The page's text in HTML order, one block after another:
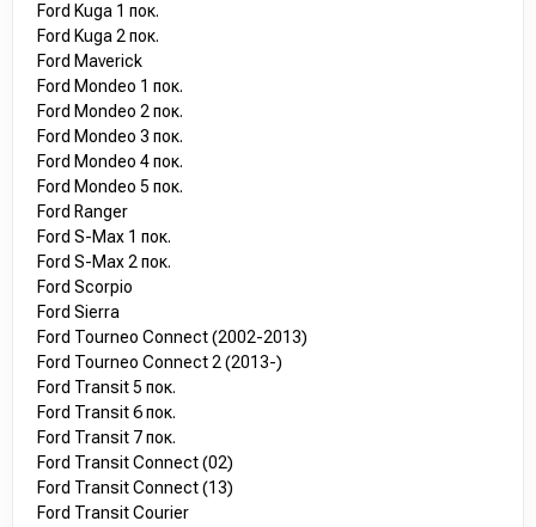
Ford Kuga 1 пок.
Ford Kuga 2 пок.
Ford Maverick
Ford Mondeo 1 пок.
Ford Mondeo 2 пок.
Ford Mondeo 3 пок.
Ford Mondeo 4 пок.
Ford Mondeo 5 пок.
Ford Ranger
Ford S-Max 1 пок.
Ford S-Max 2 пок.
Ford Scorpio
Ford Sierra
Ford Tourneo Connect (2002-2013)
Ford Tourneo Connect 2 (2013-)
Ford Transit 5 пок.
Ford Transit 6 пок.
Ford Transit 7 пок.
Ford Transit Connect (02)
Ford Transit Connect (13)
Ford Transit Courier